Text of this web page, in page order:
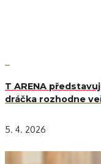
T ARENA
dráčka rozhodne
5. 4. 2026